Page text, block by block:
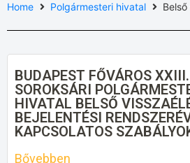
Home Polgármesteri hivatal
BUDAPEST FŐVÁROS
SOROKSÁRI
HIVATAL BELSŐ
BEJELENTÉSI
KAPCSOLATOS
Bővebben